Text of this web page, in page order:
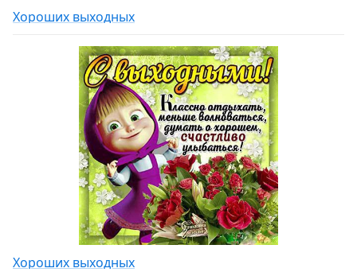
Хороших выходных
Хороших выходных